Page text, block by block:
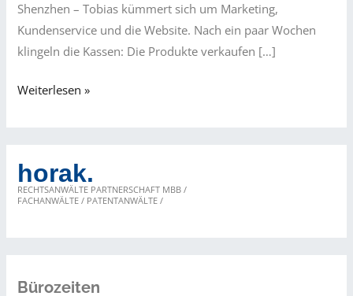
Shenzhen – Tobias kümmert sich um Marketing,
Kundenservice und die Website. Nach ein paar Wochen
klingeln die Kassen: Die Produkte verkaufen […]
„Retoure
Wenn
Rückgaben
werden
Weiterlesen »
horak.
RECHTSANWÄLTE PARTNERSCHAFT MBB /
FACHANWÄLTE / PATENTANWÄLTE /
Bürozeiten